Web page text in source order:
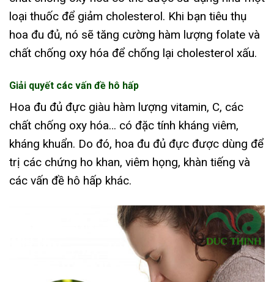
loại thuốc để giảm cholesterol. Khi bạn tiêu thụ
hoa đu đủ, nó sẽ tăng cường hàm lượng folate và
chất chống oxy hóa để chống lại cholesterol xấu.
Giải quyết các vấn đề hô hấp
Hoa đu đủ đực giàu hàm lượng vitamin, C, các
chất chống oxy hóa… có đặc tính kháng viêm,
kháng khuẩn. Do đó, hoa đu đủ đực được dùng để
trị các chứng ho khan, viêm họng, khàn tiếng và
các vấn đề hô hấp khác.